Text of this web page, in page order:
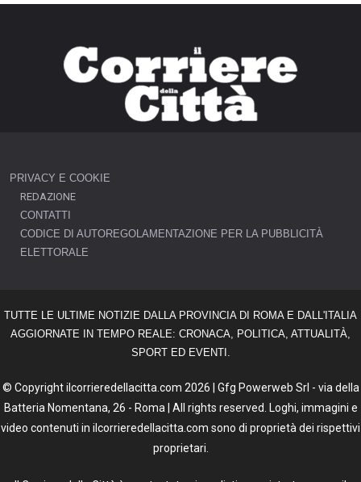
PRIVACY E COOKIE
REDAZIONE
CONTATTI
CODICE DI AUTOREGOLAMENTAZIONE PER LA PUBBLICITÀ
ELETTORALE
TUTTE LE ULTIME NOTIZIE DALLA PROVINCIA DI ROMA E DALL'ITALIA
AGGIORNATE IN TEMPO REALE: CRONACA, POLITICA, ATTUALITÀ,
SPORT ED EVENTI.
© Copyright ilcorrieredellacitta.com 2026 | Gfg Powerweb Srl - via della
Batteria Nomentana, 26 - Roma | All rights reserved. Loghi, immagini e
video contenuti in ilcorrieredellacitta.com sono di proprietà dei rispettivi
proprietari.